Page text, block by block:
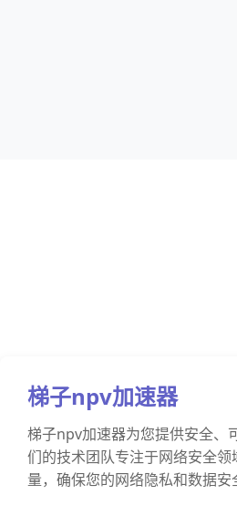
梯子npv加速器
梯子npv加速器为您提供安全、
们的技术团队专注于网络安全
量，确保您的网络隐私和数据安